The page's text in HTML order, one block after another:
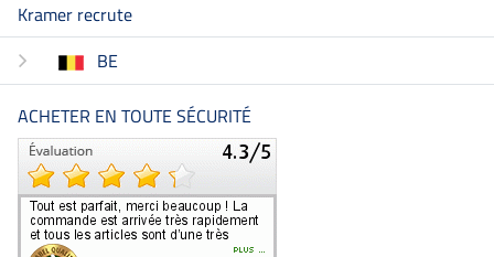
Kramer recrute
BE
ACHETER EN TOUTE SÉCURITÉ